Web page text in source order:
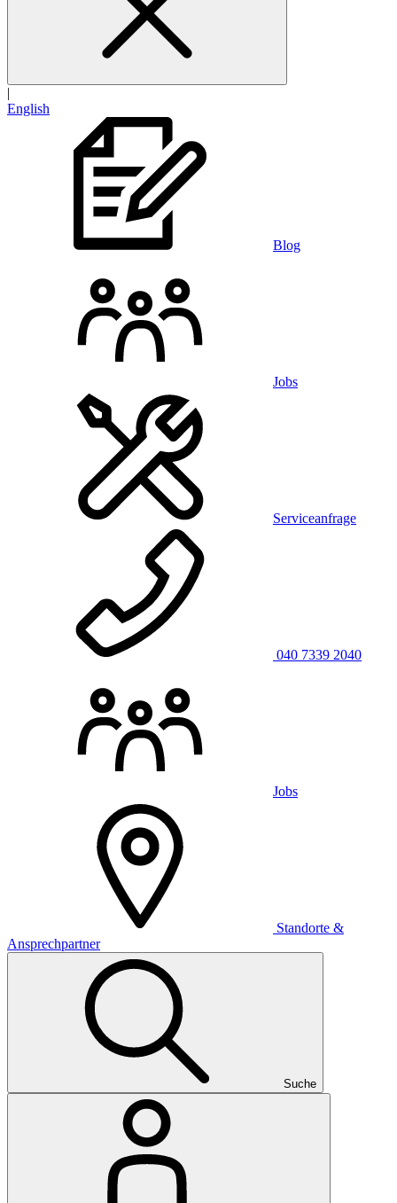
|
English
Blog
Jobs
Serviceanfrage
040 7339 2040
Jobs
Standorte &
Ansprechpartner
Suche